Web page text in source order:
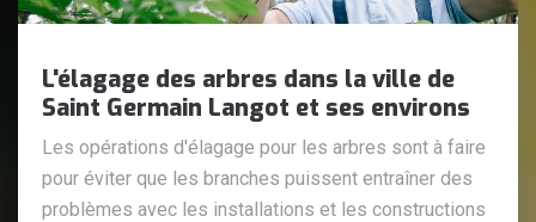
L'élagage des arbres dans la ville de
Saint Germain Langot et ses environs
Les opérations d'élagage pour les arbres sont à faire
pour éviter que les branches puissent entraîner des
problèmes avec les installations et les constructions